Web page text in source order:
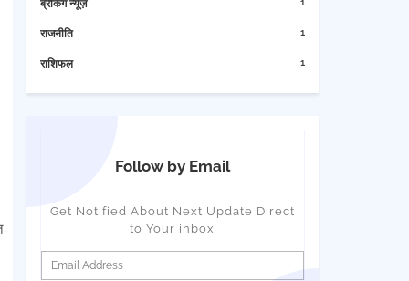
ब्रेकिंग न्यूज़
राजनीति 1
राशिफल 1
Follow by Email
Get Notified About Next Update Direct
to Your inbox